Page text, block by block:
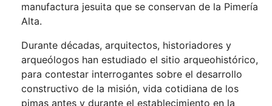
manufactura jesuita que se conservan de la Pimería
Alta.
Durante décadas, arquitectos, historiadores y
arqueólogos han estudiado el sitio arqueohistórico,
para contestar interrogantes sobre el desarrollo
constructivo de la misión, vida cotidiana de los
pimas antes y durante el establecimiento en la